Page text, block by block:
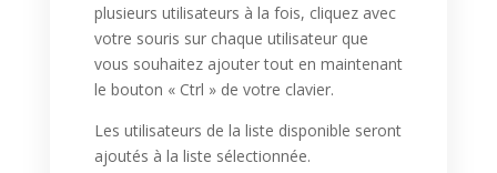
plusieurs utilisateurs à la fois, cliquez avec
votre souris sur chaque utilisateur que
vous souhaitez ajouter tout en maintenant
le bouton « Ctrl » de votre clavier.
Les utilisateurs de la liste disponible seront
ajoutés à la liste sélectionnée.